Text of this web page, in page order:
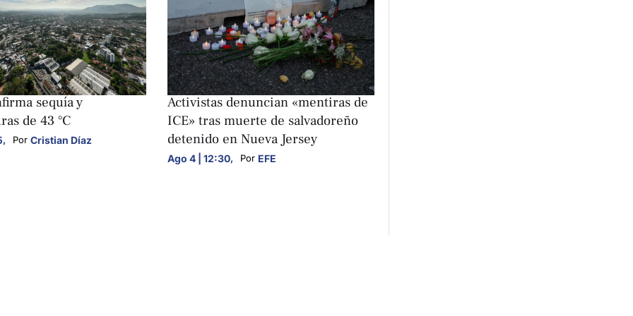
sequía y
de 43 °C
, Por Cristian Díaz
NACIONALES
Activistas denuncian «mentiras de
ICE» tras muerte de salvadoreño
detenido en Nueva Jersey
Ago 4 | 12:30, Por EFE